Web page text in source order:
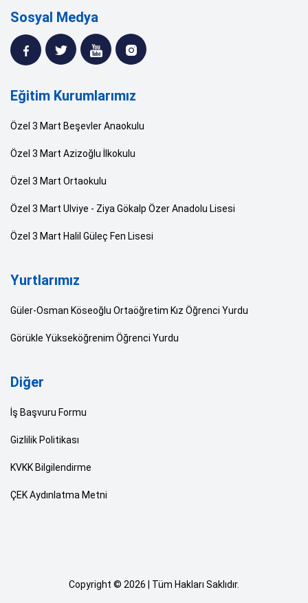
Sosyal Medya
Eğitim Kurumlarımız
Özel 3 Mart Beşevler Anaokulu
Özel 3 Mart Azizoğlu İlkokulu
Özel 3 Mart Ortaokulu
Özel 3 Mart Ulviye - Ziya Gökalp Özer Anadolu Lisesi
Özel 3 Mart Halil Güleç Fen Lisesi
Yurtlarımız
Güler-Osman Köseoğlu Ortaöğretim Kız Öğrenci Yurdu
Görükle Yükseköğrenim Öğrenci Yurdu
Diğer
İş Başvuru Formu
Gizlilik Politikası
KVKK Bilgilendirme
ÇEK Aydınlatma Metni
Copyright © 2026 | Tüm Hakları Saklıdır.